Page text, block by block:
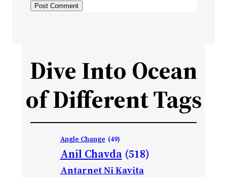
Dive Into Ocean
of Different Tags
Angle Change (49)
Anil Chavda (518)
Antarnet Ni Kavita